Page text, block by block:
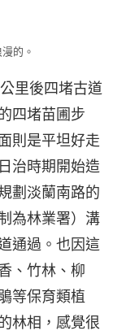
的。
里後四堵古道
四堵苗圃步
則是平坦好走
治時期開始造
劃淡蘭南路的
為林業署）溝
通過。也因這
、竹林、柳
等保育類植
林相，感覺很